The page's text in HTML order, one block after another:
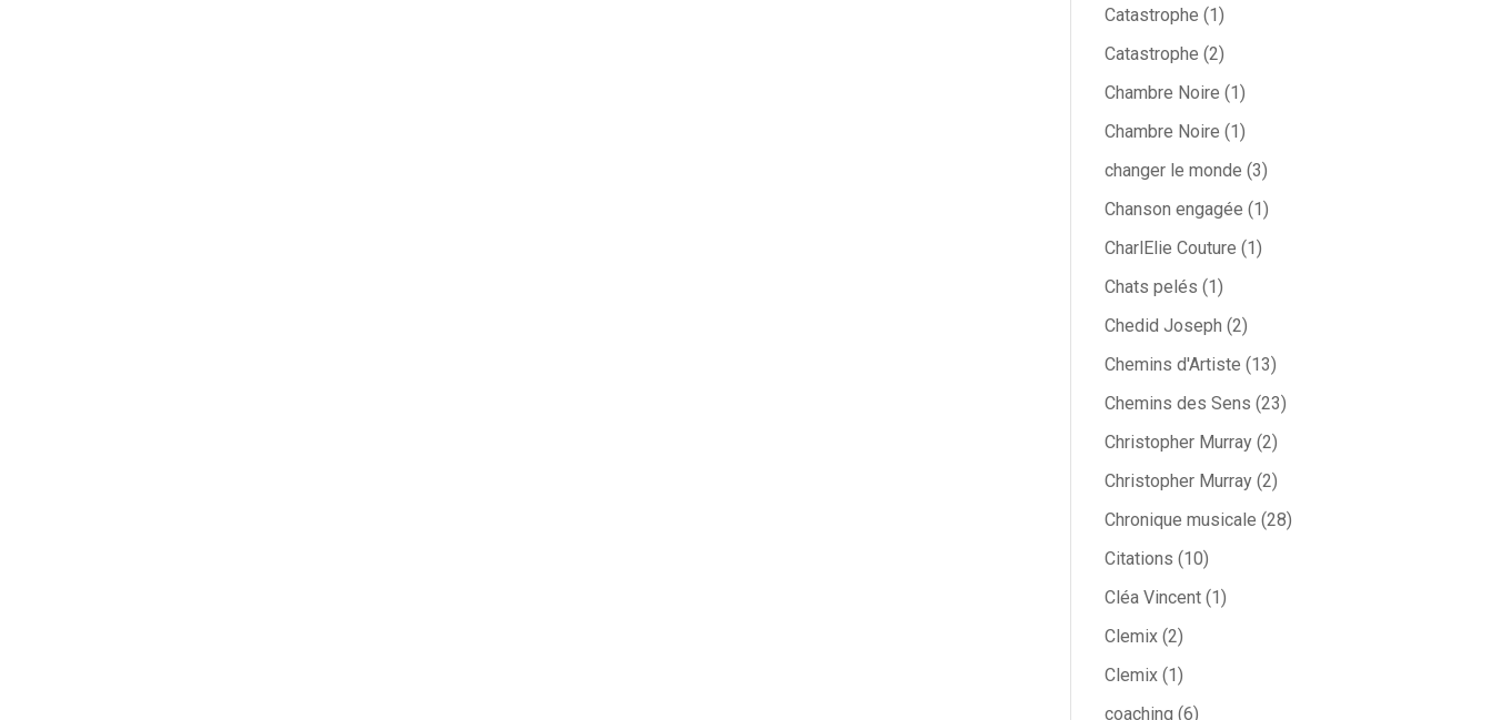
Catastrophe (1)
Catastrophe (2)
Chambre Noire (1)
Chambre Noire (1)
changer le monde (3)
Chanson engagée (1)
CharlElie Couture (1)
Chats pelés (1)
Chedid Joseph (2)
Chemins d'Artiste (13)
Chemins des Sens (23)
Christopher Murray(2)
Christopher Murray(2)
Chronique musicale (28)
Citations (10)
Cléa Vincent(1)
Clemix(2)
Clemix(1)
coaching (6)